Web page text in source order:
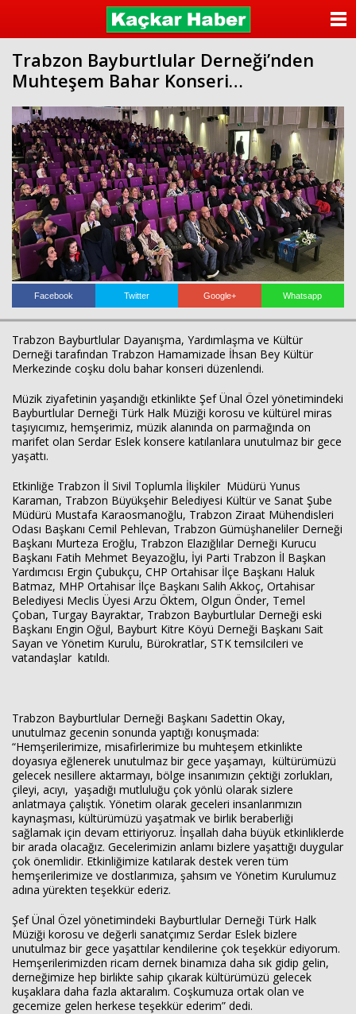
Trabzon Bayburtlular Derneği’nden
Muhteşem Bahar Konseri…
Facebook Twitter Google+ Whatsapp
Trabzon Bayburtlular Dayanışma, Yardımlaşma ve Kültür
Derneği tarafından Trabzon Hamamizade İhsan Bey Kültür
Merkezinde coşku dolu bahar konseri düzenlendi.
Müzik ziyafetinin yaşandığı etkinlikte Şef Ünal Özel yönetimindeki
Bayburtlular Derneği Türk Halk Müziği korosu ve kültürel miras
taşıyıcımız, hemşerimiz, müzik alanında on parmağında on
marifet olan Serdar Eslek konsere katılanlara unutulmaz bir gece
yaşattı.
Etkinliğe Trabzon İl Sivil Toplumla İlişkiler Müdürü Yunus
Karaman, Trabzon Büyükşehir Belediyesi Kültür ve Sanat Şube
Müdürü Mustafa Karaosmanoğlu, Trabzon Ziraat Mühendisleri
Odası Başkanı Cemil Pehlevan, Trabzon Gümüşhaneliler Derneği
Başkanı Murteza Eroğlu, Trabzon Elazığlılar Derneği Kurucu
Başkanı Fatih Mehmet Beyazoğlu, İyi Parti Trabzon İl Başkan
Yardımcısı Ergin Çubukçu, CHP Ortahisar İlçe Başkanı Haluk
Batmaz, MHP Ortahisar İlçe Başkanı Salih Akkoç, Ortahisar
Belediyesi Meclis Üyesi Arzu Öktem, Olgun Önder, Temel
Çoban, Turgay Bayraktar, Trabzon Bayburtlular Derneği eski
Başkanı Engin Oğul, Bayburt Kitre Köyü Derneği Başkanı Sait
Sayan ve Yönetim Kurulu, Bürokratlar, STK temsilcileri ve
vatandaşlar katıldı.
Trabzon Bayburtlular Derneği Başkanı Sadettin Okay,
unutulmaz gecenin sonunda yaptığı konuşmada:
“Hemşerilerimize, misafirlerimize bu muhteşem etkinlikte
doyasıya eğlenerek unutulmaz bir gece yaşamayı, kültürümüzü
gelecek nesillere aktarmayı, bölge insanımızın çektiği zorlukları,
çileyi, acıyı, yaşadığı mutluluğu çok yönlü olarak sizlere
anlatmaya çalıştık. Yönetim olarak geceleri insanlarımızın
kaynaşması, kültürümüzü yaşatmak ve birlik beraberliği
sağlamak için devam ettiriyoruz. İnşallah daha büyük etkinliklerde
bir arada olacağız. Gecelerimizin anlamı bizlere yaşattığı duygular
çok önemlidir. Etkinliğimize katılarak destek veren tüm
hemşerilerimize ve dostlarımıza, şahsım ve Yönetim Kurulumuz
adına yürekten teşekkür ederiz.
Şef Ünal Özel yönetimindeki Bayburtlular Derneği Türk Halk
Müziği korosu ve değerli sanatçımız Serdar Eslek bizlere
unutulmaz bir gece yaşattılar kendilerine çok teşekkür ediyorum.
Hemşerilerimizden ricam dernek binamıza daha sık gidip gelin,
derneğimize hep birlikte sahip çıkarak kültürümüzü gelecek
kuşaklara daha fazla aktaralım. Coşkumuza ortak olan ve
gecemize gelen herkese teşekkür ederim” dedi.
ANASAYFA
KATEGORİLER
ANKETLER
FOTO GALERİ
VİDEO GALERİ
KÜNYE